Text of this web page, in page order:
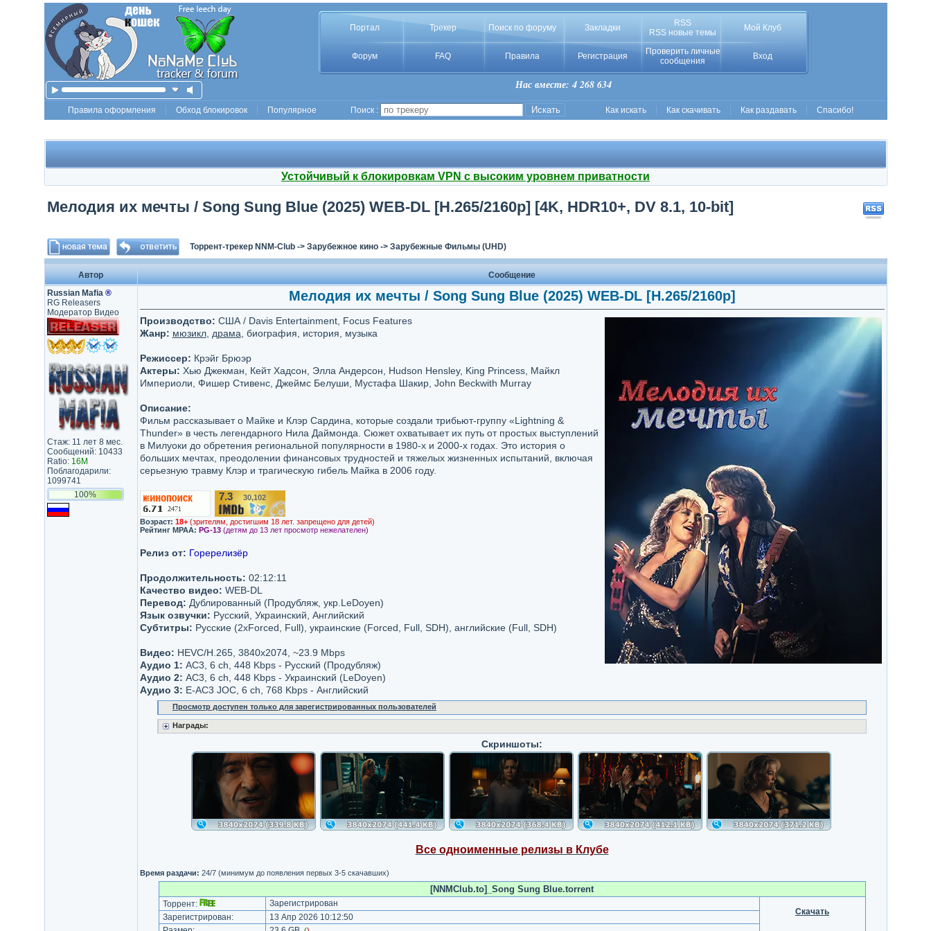
Портал Трекер Поиск по форуму Закладки
RSS
RSS новые темы
Мой Клуб
Форум FAQ Правила Регистрация
Проверить личные
сообщения
Вход
Нас вместе: 4 268 634
Правила оформления Обход блокировок Популярное Поиск : Как искать Как скачивать Как раздавать Спасибо!
Устойчивый к блокировкам VPN с высоким уровнем приватности
Мелодия их мечты / Song Sung Blue (2025) WEB-DL [H.265/2160p] [4K, HDR10+, DV 8.1, 10-bit]
Торрент-трекер NNM-Club-> Зарубежное кино-> Зарубежные Фильмы (UHD)
Автор
Сообщение
Russian Mafia ®
RG Releasers
Модератор Видео
Стаж: 11 лет 8 мес.
Сообщений: 10433
Ratio: 16M
Поблагодарили:
1099741
100%
Мелодия их мечты / Song Sung Blue (2025) WEB-DL [H.265/2160p]
Производство: США / Davis Entertainment, Focus Features
Жанр: мюзикл, драма , биография, история, музыка
Режиссер: Крэйг Брюэр
Актеры: Хью Джекман, Кейт Хадсон, Элла Андерсон, Hudson Hensley, King Princess, Майкл
Империоли, Фишер Стивенс, Джеймс Белуши, Мустафа Шакир, John Beckwith Murray
Описание:
Фильм рассказывает о Майке и Клэр Сардина, которые создали трибьют-группу «Lightning &
Thunder» в честь легендарного Нила Даймонда. Сюжет охватывает их путь от простых выступлений
в Милуоки до обретения региональной популярности в 1980-х и 2000-х годах. Это история о
больших мечтах, преодолении финансовых трудностей и тяжелых жизненных испытаний, включая
серьезную травму Клэр и трагическую гибель Майка в 2006 году.
7.3/10 30,102
Возраст: 18+ (зрителям, достигшим 18 лет. запрещено для детей)
Рейтинг MPAA: PG-13(детям до 13 лет просмотр нежелателен)
Релиз от: Горерелизёр
Продолжительность: 02:12:11
Качество видео: WEB-DL
Перевод: Дублированный (Продубляж, укр.LeDoyen)
Язык озвучки: Русский, Украинский, Английский
Субтитры: Русские (2xForced, Full), украинские (Forced, Full, SDH), aнглийские (Full, SDH)
Видео: HEVC/H.265, 3840x2074, ~23.9 Mbps
Аудио 1: AC3, 6 ch, 448 Kbps - Русский (Продубляж)
Аудио 2: AC3, 6 ch, 448 Kbps - Украинский (LeDoyen)
Аудио 3: E-AC3 JOC, 6 ch, 768 Kbps - Английский
Просмотр доступен только для зарегистрированных пользователей
Награды:
Скриншоты:
Все одноименные релизы в Клубе
Время раздачи: 24/7 (минимум до появления первых 3-5 скачавших)
[NNMClub.to]_Song Sung Blue.torrent
Торрент:
Зарегистрирован
Скачать
Зарегистрирован:
13 Апр 2026 10:12:50